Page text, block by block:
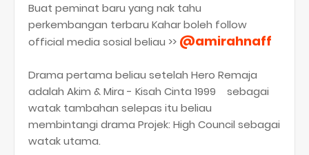
Buat peminat baru yang nak tahu
perkembangan terbaru Kahar boleh follow
official media sosial beliau >> @amirahnaff
Drama pertama beliau setelah Hero Remaja
adalah Akim & Mira - Kisah Cinta 1999
sebagai
watak tambahan selepas itu beliau
membintangi drama Projek: High Council sebagai
watak utama.